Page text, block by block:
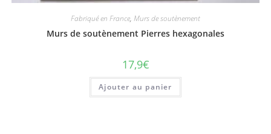
Fabriqué en France, Murs de soutènement
Murs de soutènement Pierres hexagonales
17,9€
Ajouter au panier